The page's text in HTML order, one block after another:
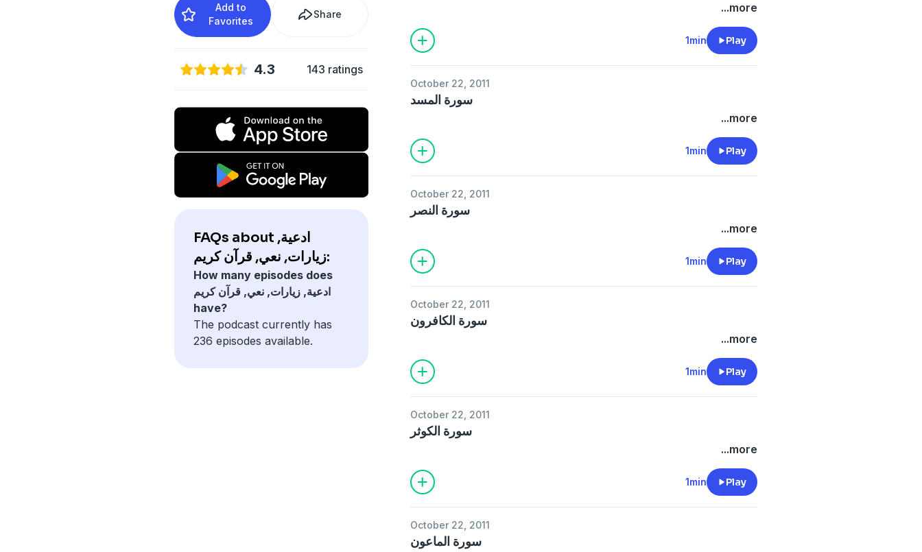
Add to
Favorites
Share
4.3 143 ratings
FAQs about ادعية,
زيارات, نعي, قرآن كريم:
How many episodes does
ادعية, زيارات, نعي, قرآن كريم
have?
The podcast currently has
236 episodes available.
...more
1min Play
October 22, 2011
سورة المسد
...more
1min Play
October 22, 2011
سورة النصر
...more
1min Play
October 22, 2011
سورة الكافرون
...more
1min Play
October 22, 2011
سورة الكوثر
...more
1min Play
October 22, 2011
سورة الماعون